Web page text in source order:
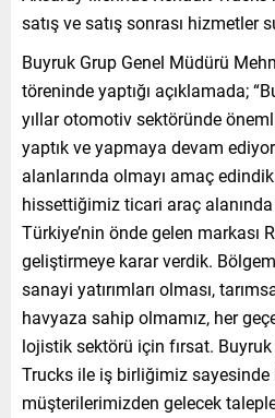
satış ve satış sonrası hizmetler
Buyruk Grup Genel Müdürü
töreninde yaptığı açıklamada;
yıllar otomotiv sektöründe
yaptık ve yapmaya devam
alanlarında olmayı amaç
hissettiğimiz ticari araç
Türkiye’nin önde gelen markası
geliştirmeye karar verdik.
sanayi yatırımları olması,
havyaza sahip olmamız, her
lojistik sektörü için fırsat.
Trucks ile iş birliğimiz sayesinde
müşterilerimizden gelecek